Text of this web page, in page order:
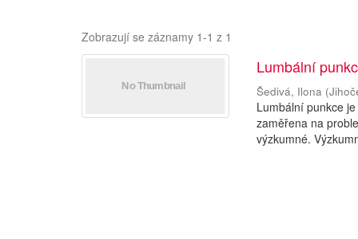
Zobrazují se záznamy 1-1 z 1
Lumbální
Šedivá, Ilona (
Lumbální punkce
zaměřena na
výzkumné.